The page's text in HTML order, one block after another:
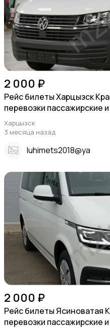
2 000 ₽
Рейс билеты Харцызск
перевозки пассажирские
Харцызск
3 месяца назад
Iuhimets2018@ya
2 000 ₽
Рейс билеты Ясиноватая
перевозки пассажирские